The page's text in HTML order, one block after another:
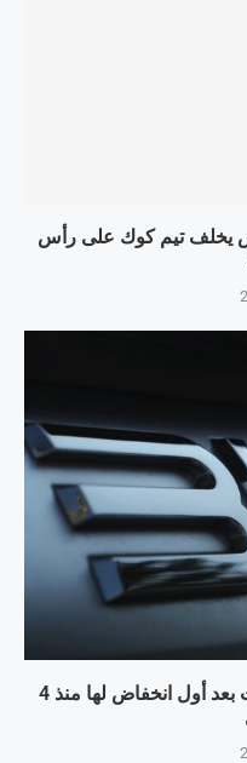
يخلف تيم كوك على رأس
شركة BYD تحذر صناعة السيارات بعد أول انخفاض لها منذ 4